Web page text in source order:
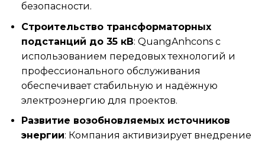
безопасности.
Строительство трансформаторных
подстанций до 35 кВ: QuangAnhcons с
использованием передовых технологий и
профессионального обслуживания
обеспечивает стабильную и надёжную
электроэнергию для проектов.
Развитие возобновляемых источников
энергии: Компания активизирует внедрение